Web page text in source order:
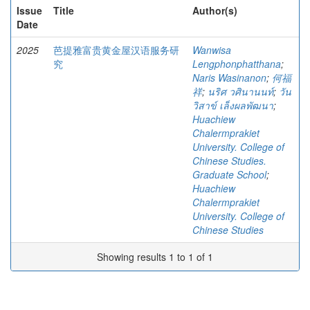
Issue
Date
Title Author(s)
2025
芭提雅富贵黄金屋汉语服务研
究
Wanwisa
Lengphonphatthana;
Naris Wasinanon; 何福
祥; นริศ วศินานนท์; วัน
วิสาข์ เล็งผลพัฒนา;
Huachiew
Chalermprakiet
University. College of
Chinese Studies.
Graduate School;
Huachiew
Chalermprakiet
University. College of
Chinese Studies
Showing results 1 to 1 of 1